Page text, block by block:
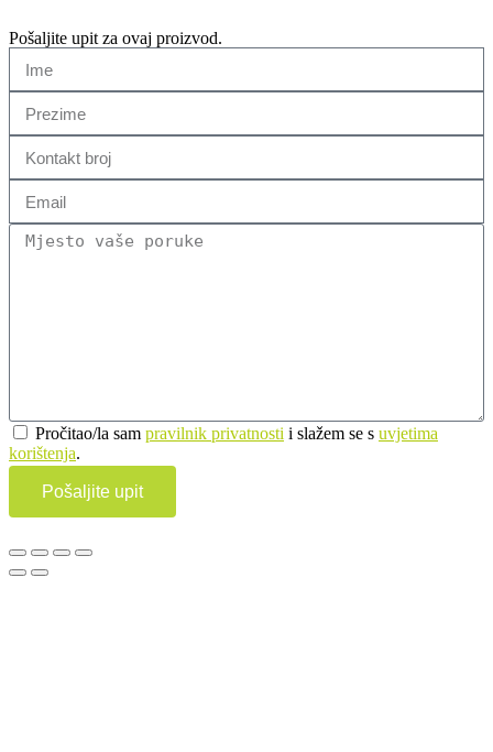
Pošaljite upit za ovaj proizvod.
Pročitao/la sam pravilnik privatnosti i slažem se s uvjetima
korištenja.
Pošaljite upit